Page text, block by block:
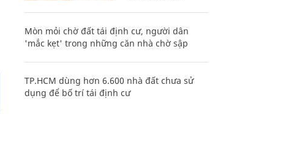
Mòn mỏi chờ đất tái định cư, người dân
'mắc kẹt' trong những căn nhà chờ sập
TP.HCM dùng hơn 6.600 nhà đất chưa sử
dụng để bố trí tái định cư